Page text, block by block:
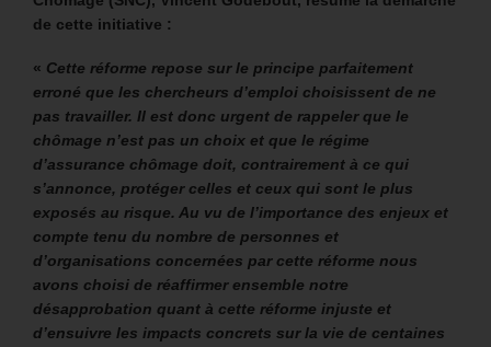
de cette initiative :
« Cette réforme repose sur le principe parfaitement
erroné que les chercheurs d’emploi choisissent de ne
pas travailler. Il est donc urgent de rappeler que le
chômage n’est pas un choix et que le régime
d’assurance chômage doit, contrairement à ce qui
s’annonce, protéger celles et ceux qui sont le plus
exposés au risque. Au vu de l’importance des enjeux et
compte tenu du nombre de personnes et
d’organisations concernées par cette réforme nous
avons choisi de réaffirmer ensemble notre
désapprobation quant à cette réforme injuste et
d’ensuivre les impacts concrets sur la vie de centaines